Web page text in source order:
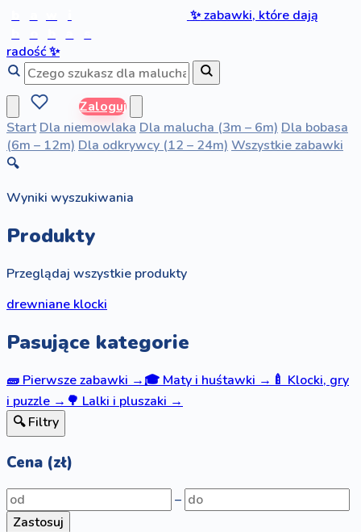
✨zabawki, które dają
radość✨
Zaloguj
Start Dla niemowlaka Dla malucha (3m – 6m) Dla bobasa
(6m – 12m) Dla odkrywcy (12 – 24m) Wszystkie zabawki
🔍
Wyniki wyszukiwania
Produkty
Przeglądaj wszystkie produkty
drewniane klocki
Pasujące kategorie
🧱Pierwsze zabawki→🎓Maty i huśtawki→🍼Klocki, gry
i puzzle→🌳Lalki i pluszaki→
🔍 Filtry
Cena (zł)
–
Zastosuj